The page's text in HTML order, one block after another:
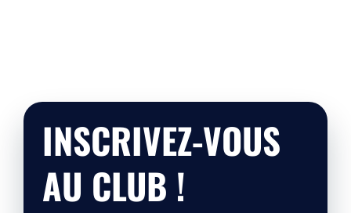
INSCRIVEZ-VOUS
AU CLUB !